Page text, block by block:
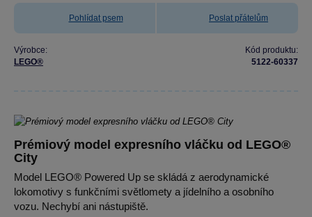
Pohlídat psem Poslat přátelům
Výrobce:
LEGO®
Kód produktu:
5122-60337
Prémiový model expresního vláčku od LEGO®
City
Model LEGO® Powered Up se skládá z aerodynamické
lokomotivy s funkčními světlomety a jídelního a osobního
vozu. Nechybí ani nástupiště.